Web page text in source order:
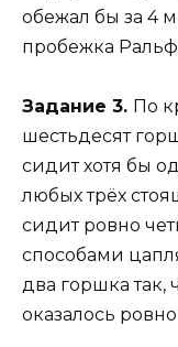
обежал бы за 4
пробежка
Задание 3. По
шестьдесят
сидит хотя бы
любых трёх
сидит ровно
способами
два горшка так,
оказалось